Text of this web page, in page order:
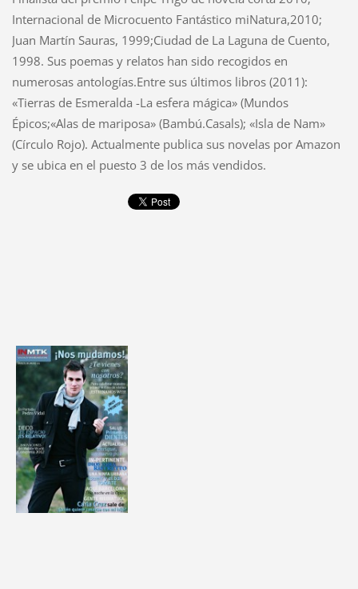
Internacional de Microcuento Fantástico miNatura,2010;
Juan Martín Sauras, 1999;Ciudad de La Laguna de Cuento,
1998. Sus poemas y relatos han sido recogidos en
numerosas antologías.Entre sus últimos libros (2011):
«Tierras de Esmeralda -La esfera mágica» (Mundos
Épicos;«Alas de mariposa» (Bambú.Casals); «Isla de Nam»
(Círculo Rojo). Actualmente publica sus novelas por Amazon
y se ubica en el puesto 3 de los más vendidos.